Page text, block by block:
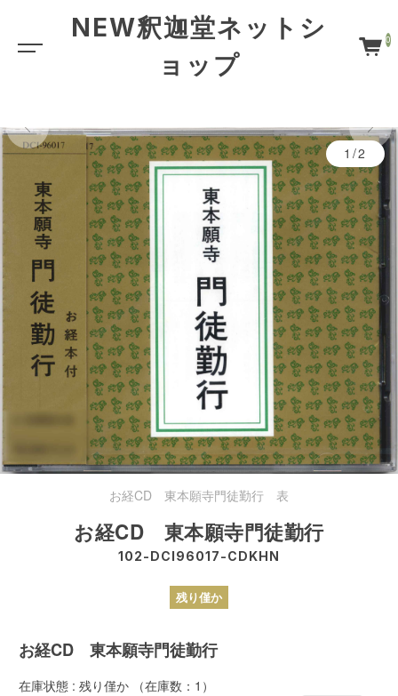
NEW釈迦堂ネットシ
ョップ
0
お経CD 東本願寺門徒勤行 表
1/2
お経CD 東本願寺門徒勤行
102-DCI96017-CDKHN
残り僅か
お経CD 東本願寺門徒勤行
在庫状態 : 残り僅か （在庫数：1）